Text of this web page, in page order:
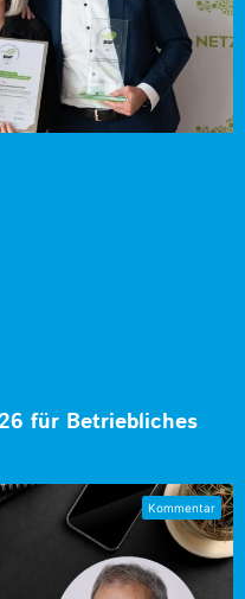
für Betriebliches